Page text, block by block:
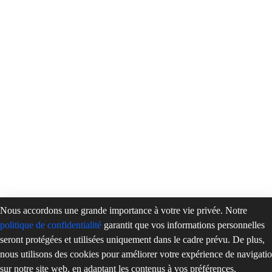
Nous accordons une grande importance à votre vie privée. Notre
politique de confidentialité garantit que vos informations personnelles
seront protégées et utilisées uniquement dans le cadre prévu. De plus,
nous utilisons des cookies pour améliorer votre expérience de
sur notre site web, en adaptant les contenus à vos préférences.